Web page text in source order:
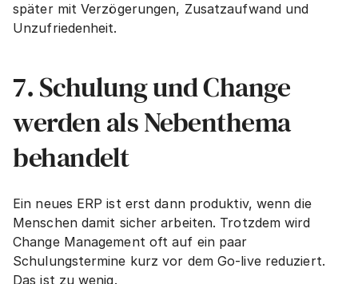
später mit Verzögerungen, Zusatzaufwand und
Unzufriedenheit.
7. Schulung und Change
werden als Nebenthema
behandelt
Ein neues ERP ist erst dann produktiv, wenn die
Menschen damit sicher arbeiten. Trotzdem wird
Change Management oft auf ein paar
Schulungstermine kurz vor dem Go-live reduziert.
Das ist zu wenig.